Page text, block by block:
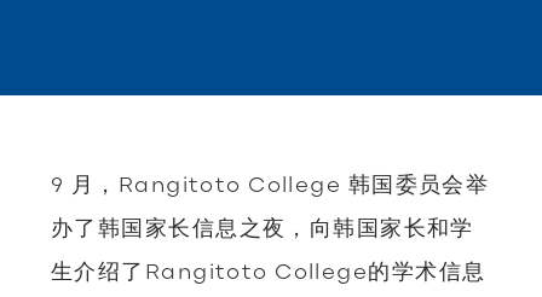
9 月，Rangitoto College 韩国委员会举
办了韩国家长信息之夜，向韩国家长和学
生介绍了Rangitoto College的学术信息